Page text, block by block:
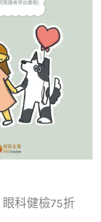
眼科健檢75折